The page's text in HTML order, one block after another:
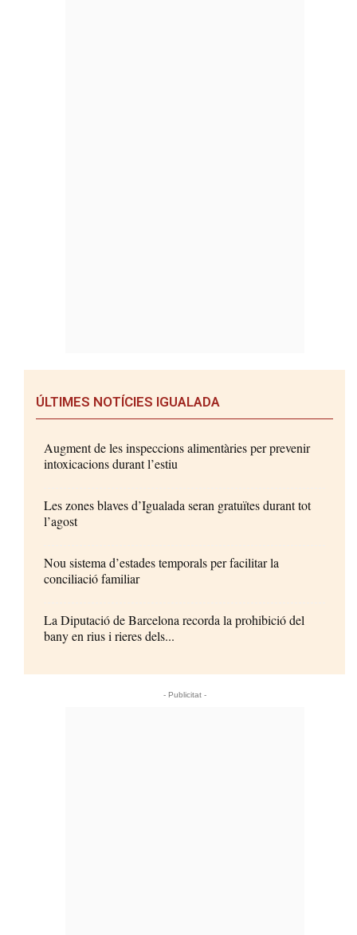
ÚLTIMES NOTÍCIES IGUALADA
Augment de les inspeccions alimentàries per prevenir
intoxicacions durant l’estiu
Les zones blaves d’Igualada seran gratuïtes durant tot
l’agost
Nou sistema d’estades temporals per facilitar la
conciliació familiar
La Diputació de Barcelona recorda la prohibició del
bany en rius i rieres dels...
- Publicitat -